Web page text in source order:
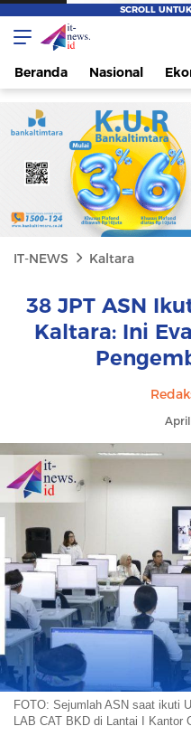
IT-NEWS
Update Cepat,
Beranda Nasional
IT-NEWS Kaltara
38 JPT ASN
Kaltara: Ini
FOTO: Sejumlah ASN saat ikuti
LAB CAT BKD di Lantai I Kantor